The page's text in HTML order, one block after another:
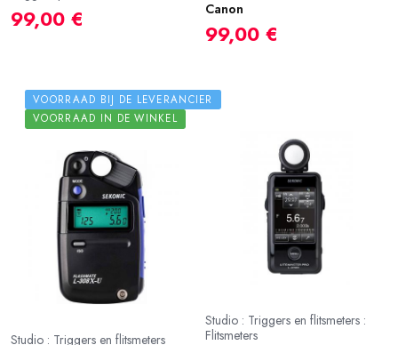
99,00 €
Canon
99,00 €
VOORRAAD BIJ DE LEVERANCIER
VOORRAAD IN DE WINKEL
Studio : Triggers en flitsmeters
Studio : Triggers en flitsmeters :
Flitsmeters